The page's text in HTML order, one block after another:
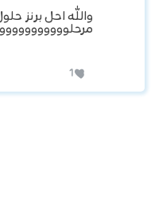
والله احل برنز
1